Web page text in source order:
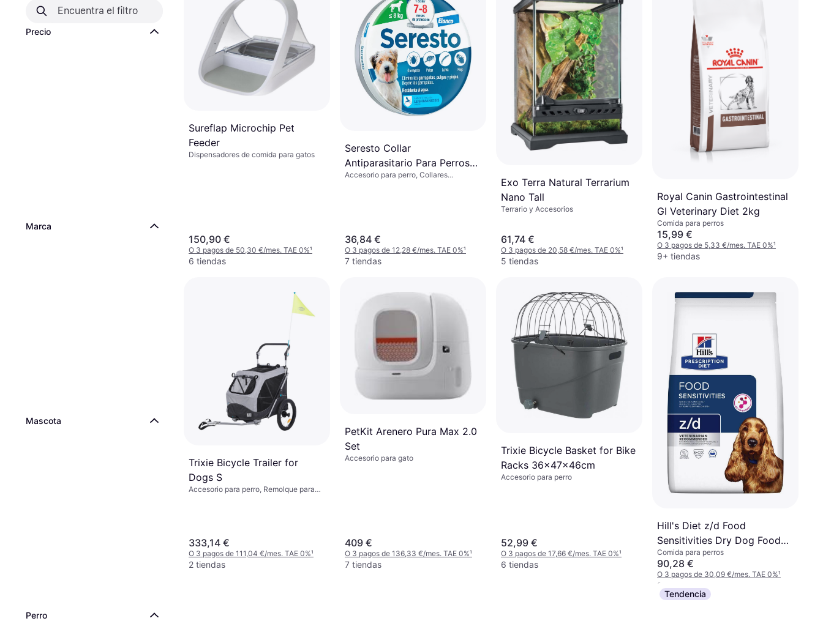
Precio
Marca
Mascota
Perro
Sureflap Microchip Pet
Feeder
Dispensadores de comida para gatos
150,90 €
O 3 pagos de 50,30 €/mes. TAE 0%¹
6 tiendas
Seresto Collar
Antiparasitario Para Perros
Pack 2 x 38 Cm
Accesorio para perro, Collares
36,84 €
O 3 pagos de 12,28 €/mes. TAE 0%¹
7 tiendas
Exo Terra Natural Terrarium
Nano Tall
Terrario y Accesorios
61,74 €
O 3 pagos de 20,58 €/mes. TAE 0%¹
5 tiendas
Royal Canin Gastrointestinal
GI Veterinary Diet 2kg
Comida para perros
15,99 €
O 3 pagos de 5,33 €/mes. TAE 0%¹
9+ tiendas
Trixie Bicycle Trailer for
Dogs S
Accesorio para perro, Remolque para
333,14 €
O 3 pagos de 111,04 €/mes. TAE 0%¹
2 tiendas
PetKit Arenero Pura Max 2.0
Set
Accesorio para gato
409 €
O 3 pagos de 136,33 €/mes. TAE 0%¹
7 tiendas
Trixie Bicycle Basket for Bike
Racks 36x47x46cm
Accesorio para perro
52,99 €
O 3 pagos de 17,66 €/mes. TAE 0%¹
6 tiendas
Hill's Diet z/d Food
Sensitivities Dry Dog Food
10kg
Comida para perros
90,28 €
O 3 pagos de 30,09 €/mes. TAE 0%¹
6 tiendas
Tendencia